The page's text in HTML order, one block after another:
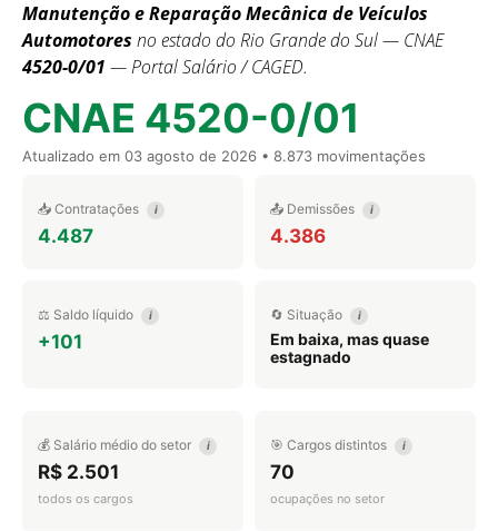
Manutenção e Reparação Mecânica de Veículos
Automotores no estado do Rio Grande do Sul — CNAE
4520-0/01 — Portal Salário / CAGED.
CNAE 4520-0/01
Atualizado em 03 agosto de 2026 • 8.873 movimentações
📥 Contratações i
4.487
📤 Demissões i
4.386
⚖️ Saldo líquido i
+101
🔄 Situação i
Em baixa, mas quase
estagnado
💰 Salário médio do setor i
R$ 2.501
todos os cargos
🎯 Cargos distintos i
70
ocupações no setor